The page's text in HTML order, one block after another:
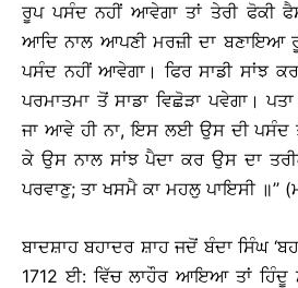
ਰੂਪ ਪਸੰਦ ਨਹੀਂ ਆਵੇਗਾ ਤਾਂ ਤੇਰੀ ਫੋਕੀ
ਆਦਿ ਨਾਲ ਆਪਣੀ ਮਰਜ਼ੀ ਦਾ ਬਣਾਇਆ
ਪਸੰਦ ਨਹੀਂ ਆਵੇਗਾ। ਫਿਰ ਸਾਡੀ ਸਾਂਝ
ਪਰਮਾਤਮਾ ਤੋਂ ਸਾਡਾ ਵਿਛੋੜਾ ਪਵੇਗਾ।
ਜਾ ਆਵੇ ਹੀ ਨਾ, ਇਸ ਲਈ ਉਸ ਦੀ ਪਸੰਦ
ਕੇ ਉਸ ਨਾਲ ਸਾਂਝ ਪੈਦਾ ਕਰ ਉਸ ਦਾ
ਪਰਵਾਣੁ; ਤਾ ਖਸਮੈ ਕਾ ਮਹਲੁ ਪਾਇਸੀ ॥’’
ਬਾਦਸ਼ਾਹ ਬਹਾਦਰ ਸ਼ਾਹ ਜਦੋਂ ਬੰਦਾ ਸਿੰਘ
1712 ਈ: ਵਿੱਚ ਲਾਹੌਰ ਆਇਆ ਤਾਂ